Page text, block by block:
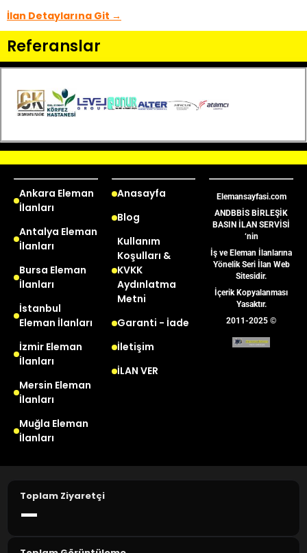
İlan Detaylarına Git →
Referanslar
Ankara Eleman
İlanları
Antalya Eleman
İlanları
Bursa Eleman
İlanları
İstanbul
Eleman İlanları
İzmir Eleman
İlanları
Mersin Eleman
İlanları
Muğla Eleman
İlanları
Anasayfa
Blog
Kullanım
Koşulları &
KVKK
Aydınlatma
Metni
Garanti - İade
İletişim
İLAN VER
Elemansayfasi.com
ANDBBİS BİRLEŞİK
BASIN İLAN SERVİSİ
‘nin
İş ve Eleman İlanlarına
Yönelik Seri İlan Web
Sitesidir.
İçerik Kopyalanması
Yasaktır.
2011-2025 ©
Toplam Ziyaretçi
—